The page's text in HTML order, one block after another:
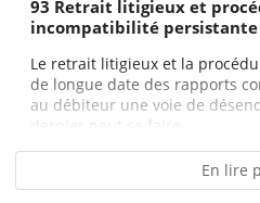
93 Retrait litigieux et
incompatibilité persistante
Le retrait litigieux et la
de longue date des rapports
au débiteur une voie de
dernier peut se faire...
En lire